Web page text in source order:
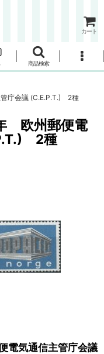
カート
商品検索
庁会議 (C.E.P.T.) 2種
欧州郵便電
2種
気通信主管庁会議